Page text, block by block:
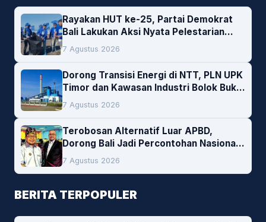
Rayakan HUT ke-25, Partai Demokrat
Bali Lakukan Aksi Nyata Pelestarian
Lingkungan
7 Agustus 2026
Dorong Transisi Energi di NTT, PLN UPK
Timor dan Kawasan Industri Bolok Buka
Peluang Investasi Woodchip untuk
Cofiring PLTU Bolok
7 Agustus 2026
Terobosan Alternatif Luar APBD,
Dorong Bali Jadi Percontohan Nasional
Pembiayaan Daerah
7 Agustus 2026
BERITA TERPOPULER